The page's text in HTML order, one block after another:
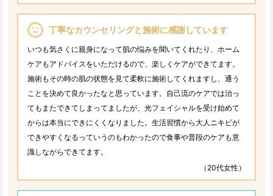
丁寧なカウンセリングと施術に感謝しています
いつも気さくに親身になって肌の悩みを聞いてくれたり、ホーム
ケアもアドバイスをいただけるので、楽しくケアができてます。
施術もその時の肌の状態を見て柔軟に施術してくれますし、通う
ことを決めて良かったなと思っています。自己流のケアでは治っ
てもまたできてしまってましたが、光フェイシャルを受け始めて
からは本当にできにくくなりました。生活習慣から大人ニキビが
できやすくなるっていうのもわかったので食事や普段のケアも意
識しながらできてます。
（20代女性）